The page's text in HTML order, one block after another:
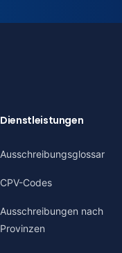
Dienstleistungen
Ausschreibungsglossar
CPV-Codes
Ausschreibungen nach
Provinzen